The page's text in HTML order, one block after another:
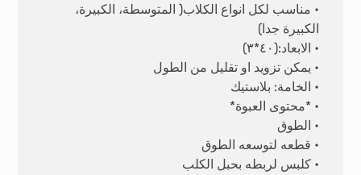
• مناسب لكل انواع الكلاب( المتوسطة، الكبيرة،
الكبيرة جدا)
• الابعاد:(٤٠*٣)
• يمكن تزويد او تقليل من الطول
• الخامة: بلاستيك
• *محتوى العبوة*
• الطوق
• قطعه لتوسعه الطوق
• كلبس لربطه بحبل الكلب